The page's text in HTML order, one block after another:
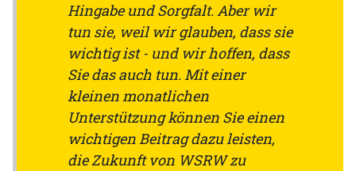
Hingabe und Sorgfalt. Aber wir
tun sie, weil wir glauben, dass sie
wichtig ist - und wir hoffen, dass
Sie das auch tun. Mit einer
kleinen monatlichen
Unterstützung können Sie einen
wichtigen Beitrag dazu leisten,
die Zukunft von WSRW zu